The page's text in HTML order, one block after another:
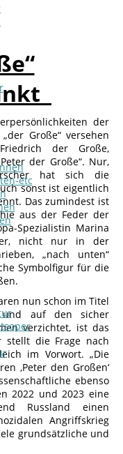
etc
der
Große“ versehen
der Große,
der Große“. Nur,
hat sich die
sonst ist eigentlich
Das zumindest ist
aus der Feder der
Spezialistin Marina
nicht nur in der
„nach unten“
Symbolfigur für die
nun schon im Titel
und auf den sicher
verzichtet, ist das
stellt die Frage nach
im Vorwort. „Die
‚Peter den Großen‘
ebenso
2022 und 2023 eine
Russland einen
Angriffskrieg
grundsätzliche und